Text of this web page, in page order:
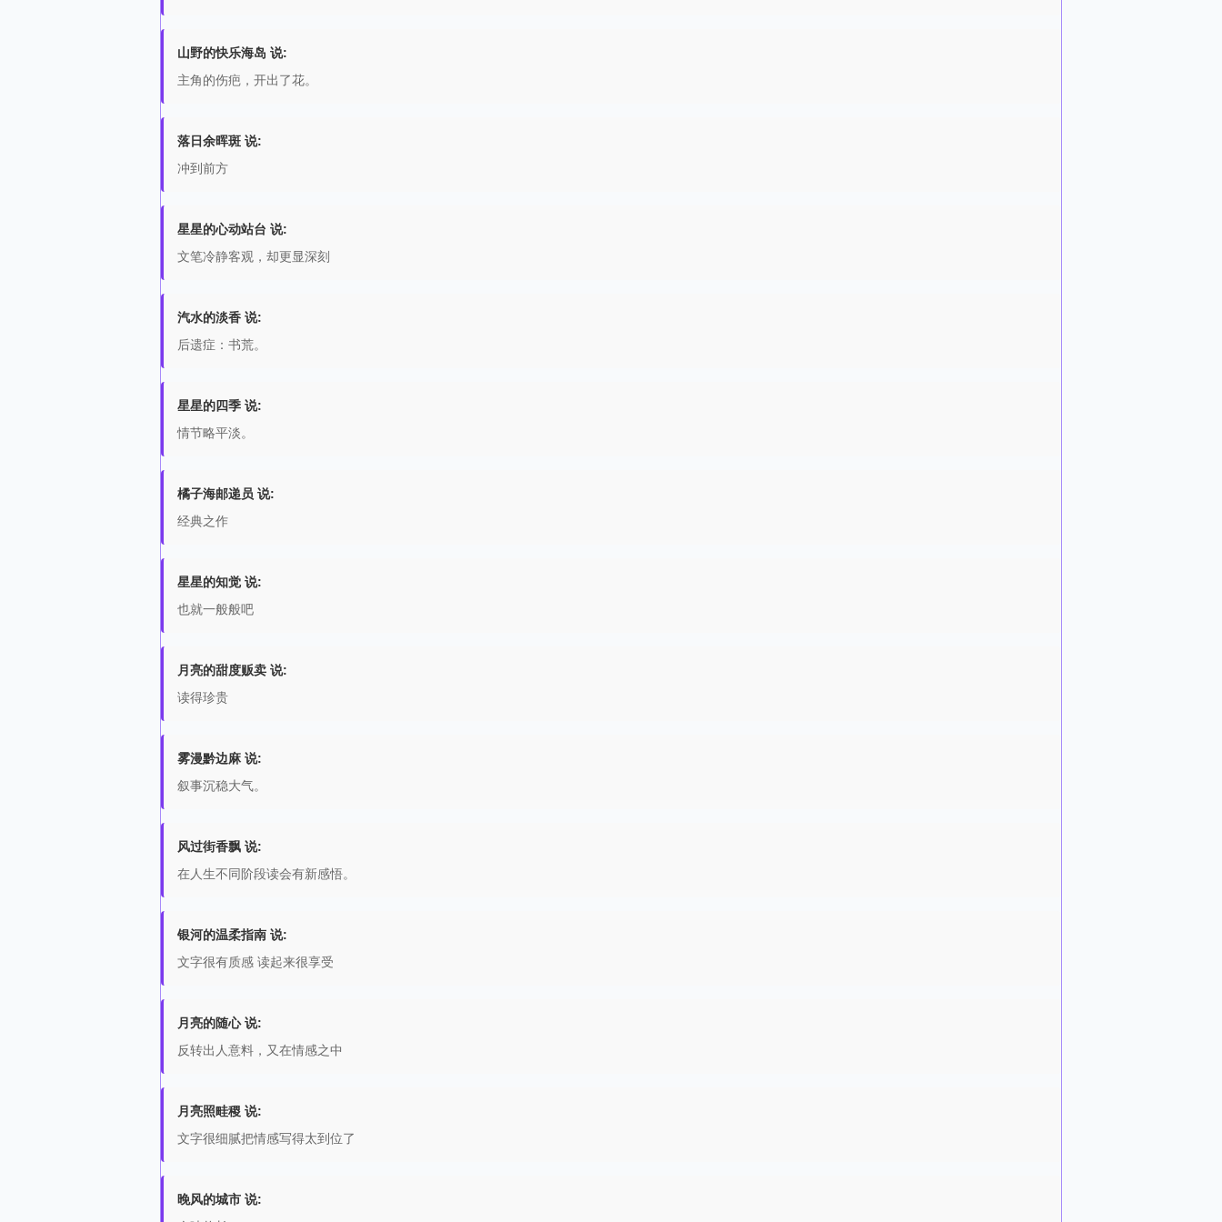
山野的快乐海岛 说:
主角的伤疤，开出了花。
落日余晖斑 说:
冲到前方
星星的心动站台 说:
文笔冷静客观，却更显深刻
汽水的淡香 说:
后遗症：书荒。
星星的四季 说:
情节略平淡。
橘子海邮递员 说:
经典之作
星星的知觉 说:
也就一般般吧
月亮的甜度贩卖 说:
读得珍贵
雾漫黔边麻 说:
叙事沉稳大气。
风过街香飘 说:
在人生不同阶段读会有新感悟。
银河的温柔指南 说:
文字很有质感 读起来很享受
月亮的随心 说:
反转出人意料，又在情感之中
月亮照畦稷 说:
文字很细腻把情感写得太到位了
晚风的城市 说: